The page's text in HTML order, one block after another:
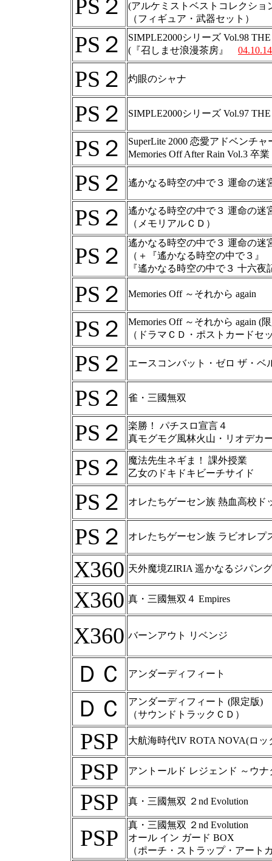
PS２
(アルケミストベストコレクショ
（フィギュア・武器セット）
PS２
SIMPLE2000シリーズ Vol.98
(『召しませ浪漫茶房』 04.10.14
PS２ 灼眼のシャナ
PS２ SIMPLE2000シリーズ Vol.97
PS２
SuperLite 2000 恋愛アドベンチャ
Memories Off After Rain Vol.3 卒業
PS２ 遙かなる時空の中で３ 運命の迷
PS２
遙かなる時空の中で３ 運命の迷
（メモリアルＣＤ）
PS２
遙かなる時空の中で３ 運命の迷
（＋『遙かなる時空の中で３』
『遙かなる時空の中で３ 十六夜
PS２ Memories Off ～それから again
PS２
Memories Off ～それから again (
（ドラマＣＤ・ポストカードセ
PS２ エースコンバット・ゼロ ザ・ベ
PS２ 雀・三國無双
PS２
楽勝！ パチスロ宣言４
真モグモグ風林火山・リオデカ
PS２
魔法先生ネギま！ 課外授業
乙女のドキドキビーチサイド
PS２ オレたちゲーセン族 熱血高校ド
PS２ オレたちゲーセン族 ラビオレプ
X360 天外魔境ZIRIA 遥かなるジパング
X360 真・三國無双４ Empires
X360 バーンアウト リベンジ
ＤＣ アンダーディフィート
ＤＣ
アンダーディフィート (限定版)
（サウンドトラックＣＤ）
PSP 大航海時代IV ROTA NOVA(ロッ
PSP アントールド レジェンド ～ウナ
PSP 真・三國無双 ２nd Evolution
PSP
真・三國無双 ２nd Evolution
オール イン ガード BOX
（ポーチ・ストラップ・アート